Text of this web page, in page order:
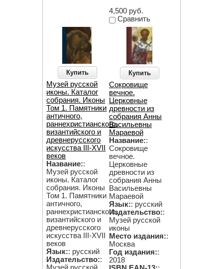
4,500 руб.
Сравнить
Купить
Музей русской
иконы. Каталог
собрания. Иконы
Том 1. Памятники
античного,
раннехристианского,
византийского и
древнерусского
искусства III-XVII
веков
Название::
Музей русской
иконы. Каталог
собрания. Иконы
Том 1. Памятники
античного,
раннехристианского,
византийского и
древнерусского
искусства III-XVII
веков
Язык:: русский
Издательство::
Купить
Сокровище
вечное.
Церковные
древности из
собрания Анны
Васильевны
Мараевой
Название::
Сокровище
вечное.
Церковные
древности из
собрания Анны
Васильевны
Мараевой
Язык:: русский
Издательство::
Музей русской
иконы
Место издания::
Москва
Год издания::
2018